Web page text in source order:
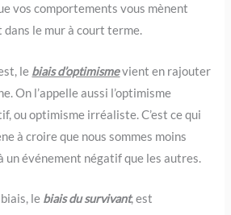
vos comportements vous mènent
le mur à court terme.
le biais d’optimismevient en rajouter
On l’appelle aussi l’optimisme
ou optimisme irréaliste. C’est ce qui
à croire que nous sommes moins
un événement négatif que les autres.
le biais du survivant, est